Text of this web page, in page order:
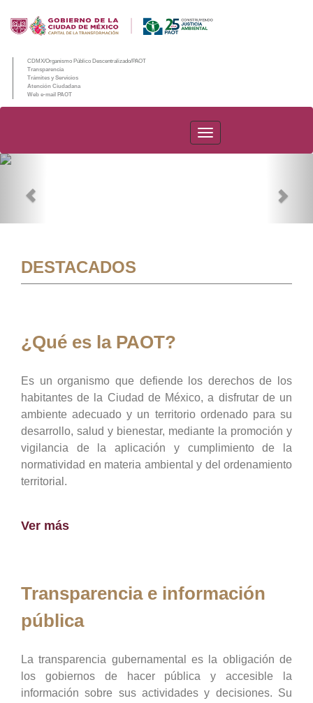
CDMX/Organismo Público Descentralizado/PAOT
Transparencia
Trámites y Servicios
Atención Ciudadana
Web e-mail PAOT
PAOT
DESTACADOS
¿Qué es la PAOT?
Es un organismo que defiende los derechos de los
habitantes de la Ciudad de México, a disfrutar de un
ambiente adecuado y un territorio ordenado para su
desarrollo, salud y bienestar, mediante la promoción y
vigilancia de la aplicación y cumplimiento de la
normatividad en materia ambiental y del ordenamiento
territorial.
Ver más
Transparencia e información
pública
La transparencia gubernamental es la obligación de
los gobiernos de hacer pública y accesible la
información sobre sus actividades y decisiones. Su